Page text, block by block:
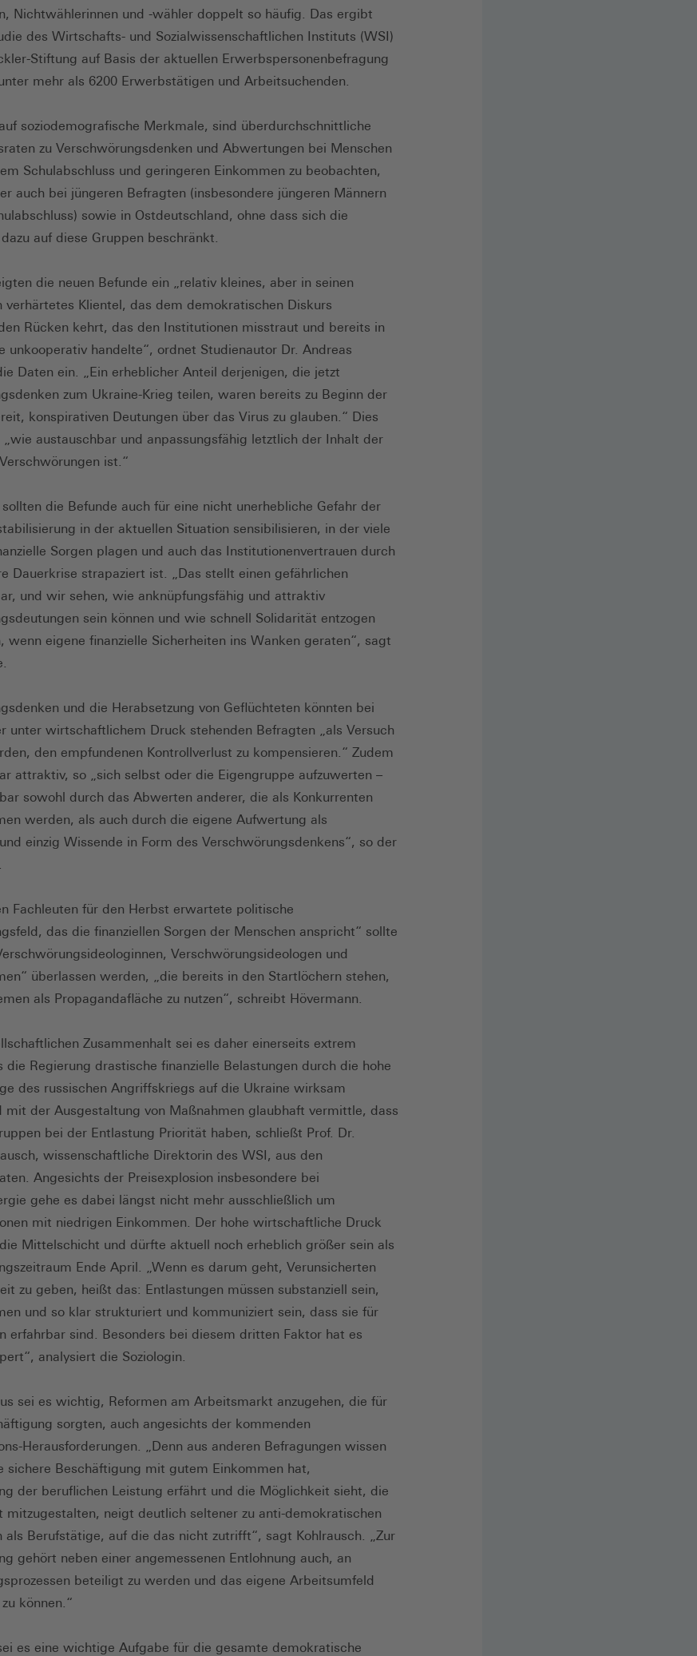
Nichtwählerinnen und -wähler doppelt so häufig. Das ergibt
des Wirtschafts- und Sozialwissenschaftlichen Instituts (WSI)
Stiftung auf Basis der aktuellen Erwerbspersonenbefragung
mehr als 6200 Erwerbstätigen und Arbeitsuchenden.
soziodemografische Merkmale, sind überdurchschnittliche
zu Verschwörungsdenken und Abwertungen bei Menschen
Schulabschluss und geringeren Einkommen zu beobachten,
auch bei jüngeren Befragten (insbesondere jüngeren Männern
sowie in Ostdeutschland, ohne dass sich die
auf diese Gruppen beschränkt.
die neuen Befunde ein „relativ kleines, aber in seinen
verhärtetes Klientel, das dem demokratischen Diskurs
Rücken kehrt, das den Institutionen misstraut und bereits in
unkooperativ handelte“, ordnet Studienautor Dr. Andreas
Daten ein. „Ein erheblicher Anteil derjenigen, die jetzt
zum Ukraine-Krieg teilen, waren bereits zu Beginn der
konspirativen Deutungen über das Virus zu glauben.“ Dies
austauschbar und anpassungsfähig letztlich der Inhalt der
ist.“
die Befunde auch für eine nicht unerhebliche Gefahr der
in der aktuellen Situation sensibilisieren, in der viele
Sorgen plagen und auch das Institutionenvertrauen durch
Dauerkrise strapaziert ist. „Das stellt einen gefährlichen
und wir sehen, wie anknüpfungsfähig und attraktiv
sein können und wie schnell Solidarität entzogen
wenn eigene finanzielle Sicherheiten ins Wanken geraten“, sagt
und die Herabsetzung von Geflüchteten könnten bei
unter wirtschaftlichem Druck stehenden Befragten „als Versuch
den empfundenen Kontrollverlust zu kompensieren.“ Zudem
attraktiv, so „sich selbst oder die Eigengruppe aufzuwerten –
sowohl durch das Abwerten anderer, die als Konkurrenten
werden, als auch durch die eigene Aufwertung als
einzig Wissende in Form des Verschwörungsdenkens“, so der
Fachleuten für den Herbst erwartete politische
das die finanziellen Sorgen der Menschen anspricht“ sollte
Verschwörungsideologen und
überlassen werden, „die bereits in den Startlöchern stehen,
als Propagandafläche zu nutzen“, schreibt Hövermann.
Zusammenhalt sei es daher einerseits extrem
Regierung drastische finanzielle Belastungen durch die hohe
des russischen Angriffskriegs auf die Ukraine wirksam
mit der Ausgestaltung von Maßnahmen glaubhaft vermittle, dass
bei der Entlastung Priorität haben, schließt Prof. Dr.
wissenschaftliche Direktorin des WSI, aus den
Angesichts der Preisexplosion insbesondere bei
gehe es dabei längst nicht mehr ausschließlich um
mit niedrigen Einkommen. Der hohe wirtschaftliche Druck
Mittelschicht und dürfte aktuell noch erheblich größer sein als
Ende April. „Wenn es darum geht, Verunsicherten
zu geben, heißt das: Entlastungen müssen substanziell sein,
und so klar strukturiert und kommuniziert sein, dass sie für
erfahrbar sind. Besonders bei diesem dritten Faktor hat es
analysiert die Soziologin.
sei es wichtig, Reformen am Arbeitsmarkt anzugehen, die für
sorgten, auch angesichts der kommenden
Herausforderungen. „Denn aus anderen Befragungen wissen
sichere Beschäftigung mit gutem Einkommen hat,
der beruflichen Leistung erfährt und die Möglichkeit sieht, die
mitzugestalten, neigt deutlich seltener zu anti-demokratischen
als Berufstätige, auf die das nicht zutrifft“, sagt Kohlrausch. „Zur
gehört neben einer angemessenen Entlohnung auch, an
beteiligt zu werden und das eigene Arbeitsumfeld
können.“
es eine wichtige Aufgabe für die gesamte demokratische